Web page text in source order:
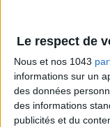
Le respect de
Nous et nos 1043
informations sur un
des données
des informations
publicités et du
LES SPF 50